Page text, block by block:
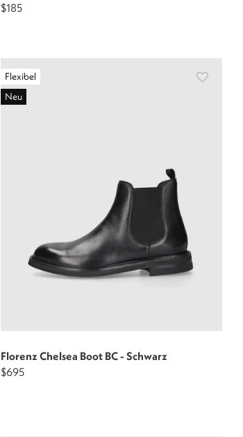
$185
Flexibel
Neu
Florenz Chelsea Boot BC - Schwarz
$695